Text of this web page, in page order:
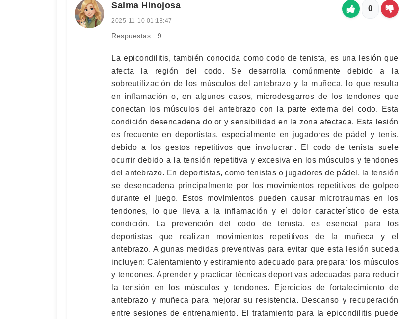
Salma Hinojosa
2025-11-10 01:18:47
Respuestas : 9
0
La epicondilitis, también conocida como codo de tenista, es una lesión que
afecta la región del codo. Se desarrolla comúnmente debido a la
sobreutilización de los músculos del antebrazo y la muñeca, lo que resulta
en inflamación o, en algunos casos, microdesgarros de los tendones que
conectan los músculos del antebrazo con la parte externa del codo. Esta
condición desencadena dolor y sensibilidad en la zona afectada. Esta lesión
es frecuente en deportistas, especialmente en jugadores de pádel y tenis,
debido a los gestos repetitivos que involucran. El codo de tenista suele
ocurrir debido a la tensión repetitiva y excesiva en los músculos y tendones
del antebrazo. En deportistas, como tenistas o jugadores de pádel, la tensión
se desencadena principalmente por los movimientos repetitivos de golpeo
durante el juego. Estos movimientos pueden causar microtraumas en los
tendones, lo que lleva a la inflamación y el dolor característico de esta
condición. La prevención del codo de tenista, es esencial para los
deportistas que realizan movimientos repetitivos de la muñeca y el
antebrazo. Algunas medidas preventivas para evitar que esta lesión suceda
incluyen: Calentamiento y estiramiento adecuado para preparar los músculos
y tendones. Aprender y practicar técnicas deportivas adecuadas para reducir
la tensión en los músculos y tendones. Ejercicios de fortalecimiento de
antebrazo y muñeca para mejorar su resistencia. Descanso y recuperación
entre sesiones de entrenamiento. El tratamiento para la epicondilitis puede